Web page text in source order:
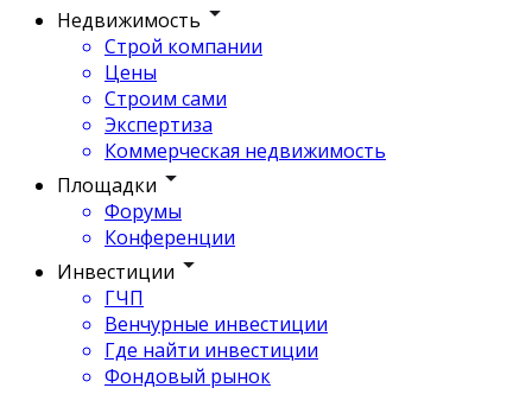
Недвижимость
Строй компании
Цены
Строим сами
Экспертиза
Коммерческая недвижимость
Площадки
Форумы
Конференции
Инвестиции
ГЧП
Венчурные инвестиции
Где найти инвестиции
Фондовый рынок